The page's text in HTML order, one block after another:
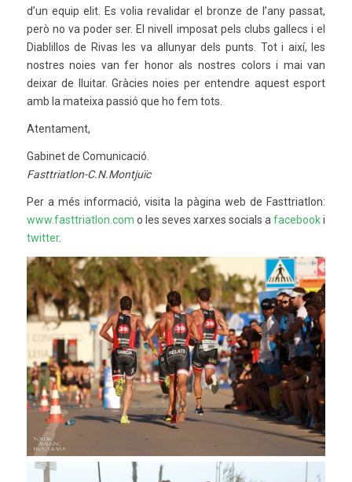
d’un equip elit. Es volia revalidar el bronze de l’any passat,
però no va poder ser. El nivell imposat pels clubs gallecs i el
Diablillos de Rivas les va allunyar dels punts. Tot i així, les
nostres noies van fer honor als nostres colors i mai van
deixar de lluitar. Gràcies noies per entendre aquest esport
amb la mateixa passió que ho fem tots.
Atentament,
Gabinet de Comunicació.
Fasttriatlon-C.N.Montjuïc
Per a més informació, visita la pàgina web de Fasttriatlon:
www.fasttriatlon.com o les seves xarxes socials afacebooki
twitter.